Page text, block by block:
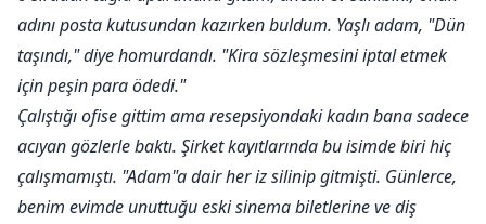
adını posta kutusundan kazırken buldum. Yaşlı adam, "Dün
taşındı," diye homurdandı. "Kira sözleşmesini iptal etmek
için peşin para ödedi."
Çalıştığı ofise gittim ama resepsiyondaki kadın bana sadece
acıyan gözlerle baktı. Şirket kayıtlarında bu isimde biri hiç
çalışmamıştı. "Adam"a dair her iz silinip gitmişti. Günlerce,
benim evimde unuttuğu eski sinema biletlerine ve diş